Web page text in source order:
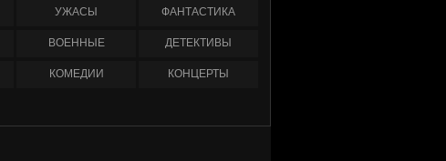
УЖАСЫ ФАНТАСТИКА
ВОЕННЫЕ ДЕТЕКТИВЫ
КОМЕДИИ КОНЦЕРТЫ